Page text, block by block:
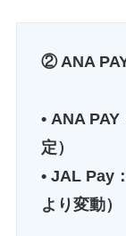
② ANA
• ANA
定）
• JAL Pay
より変動）